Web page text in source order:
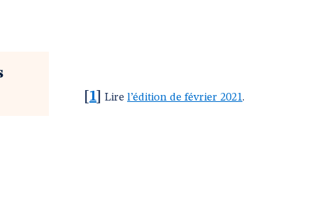
1 Lire l’édition de février 2021.